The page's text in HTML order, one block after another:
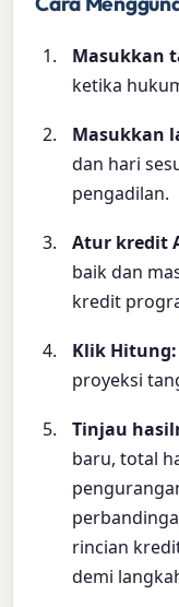
Masukkan
ketika
Masukkan
dan hari
pengadilan.
Atur kredit
baik dan
kredit
Klik Hitung:
proyeksi
Tinjau
baru, total
rincian
demi